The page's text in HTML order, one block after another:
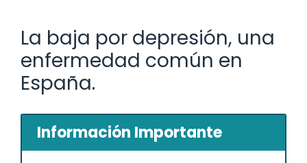
La baja por depresión, una
enfermedad común en
España.
Información Importante